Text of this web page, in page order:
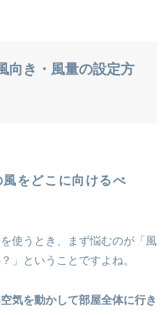
向き・風量の設定方
をどこに向けるべ
使うとき、まず悩むのが「風
」ということですよね。
気を動かして部屋全体に行き